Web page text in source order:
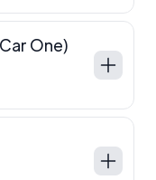
One)